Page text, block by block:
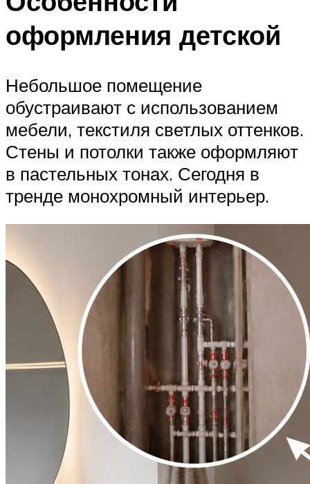
оформления детской
Небольшое помещение
обустраивают с использованием
мебели, текстиля светлых оттенков.
Стены и потолки также оформляют
в пастельных тонах. Сегодня в
тренде монохромный интерьер.